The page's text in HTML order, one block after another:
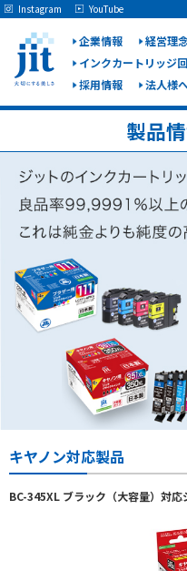
企業情報 経営理
インクカートリッジ
採用情報
法人様
Instagram YouTube
製品
キヤノン対応製品
BC-345XL ブラック（大容量）対
May we use cookies to track your
Please see our privacy